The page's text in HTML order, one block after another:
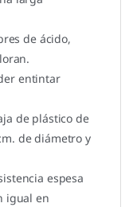
de ácido,
entintar
de plástico de
de diámetro y
espesa
igual en